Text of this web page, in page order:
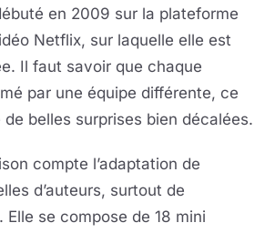
en 2009 sur la plateforme
Netflix, sur laquelle elle est
Il faut savoir que chaque
par une équipe différente, ce
de belles surprises bien décalées.
compte l’adaptation de
d’auteurs, surtout de
se compose de 18 mini